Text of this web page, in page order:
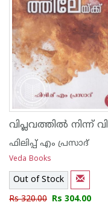
ഫിലിപ്പ് എം പ്രസാദ്
Veda Books
Out of Stock
Rs 320.00 Rs 304.00